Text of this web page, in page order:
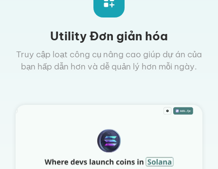
Utility Đơn giản hóa
Truy cập loạt công cụ nâng cao giúp dự án của
bạn hấp dẫn hơn và dễ quản lý hơn mỗi ngày.